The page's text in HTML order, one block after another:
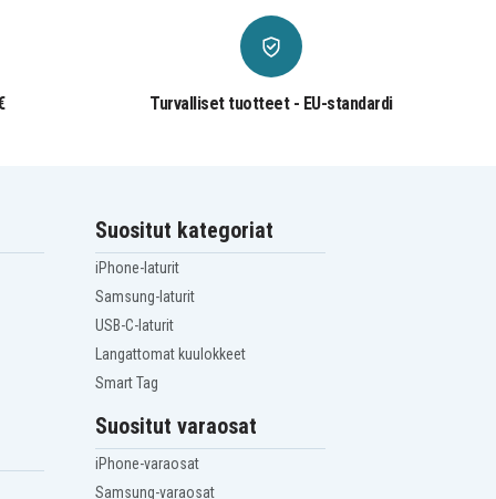
Turvalliset tuotteet - EU-standardi
Suositut kategoriat
iPhone-laturit
Samsung-laturit
USB-C-laturit
Langattomat kuulokkeet
Smart Tag
Suositut varaosat
iPhone-varaosat
Samsung-varaosat